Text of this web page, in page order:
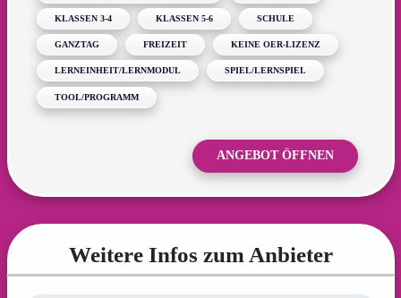
KLASSEN 3-4 KLASSEN 5-6 SCHULE
GANZTAG FREIZEIT KEINE OER-LIZENZ
LERNEINHEIT/LERNMODUL SPIEL/LERNSPIEL
TOOL/PROGRAMM
ANGEBOT ÖFFNEN
Weitere Infos zum Anbieter